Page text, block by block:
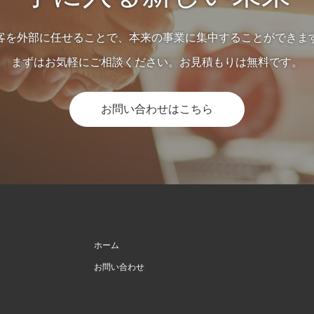
を外部に任せることで、本来の事業に集中することができま
まずはお気軽にご相談ください。お見積もりは無料です。
お問い合わせはこちら
ホーム
お問い合わせ